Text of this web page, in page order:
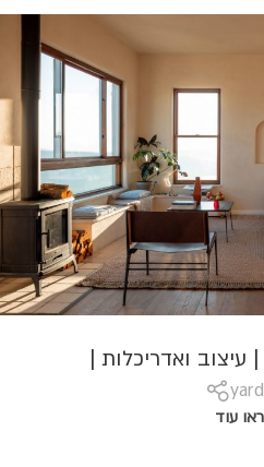
| עיצוב ואדריכלות |
עוד